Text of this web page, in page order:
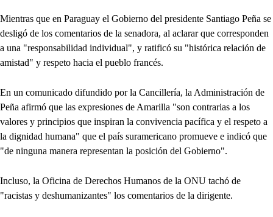
Mientras que en Paraguay el Gobierno del presidente Santiago Peña se
desligó de los comentarios de la senadora, al aclarar que corresponden
a una "responsabilidad individual", y ratificó su "histórica relación de
amistad" y respeto hacia el pueblo francés.
En un comunicado difundido por la Cancillería, la Administración de
Peña afirmó que las expresiones de Amarilla "son contrarias a los
valores y principios que inspiran la convivencia pacífica y el respeto a
la dignidad humana" que el país suramericano promueve e indicó que
"de ninguna manera representan la posición del Gobierno".
Incluso, la Oficina de Derechos Humanos de la ONU tachó de
"racistas y deshumanizantes" los comentarios de la dirigente.